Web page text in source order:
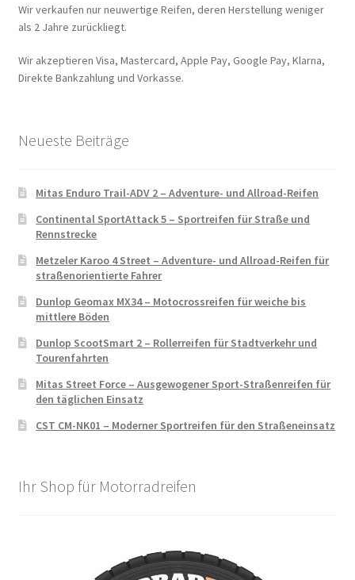
Wir verkaufen nur neuwertige Reifen, deren Herstellung weniger
als 2 Jahre zurückliegt.
Wir akzeptieren Visa, Mastercard, Apple Pay, Google Pay, Klarna,
Direkte Bankzahlung und Vorkasse.
Neueste Beiträge
Mitas Enduro Trail-ADV 2 – Adventure- und Allroad-Reifen
Continental SportAttack 5 – Sportreifen für Straße und
Rennstrecke
Metzeler Karoo 4 Street – Adventure- und Allroad-Reifen für
straßenorientierte Fahrer
Dunlop Geomax MX34 – Motocrossreifen für weiche bis
mittlere Böden
Dunlop ScootSmart 2 – Rollerreifen für Stadtverkehr und
Tourenfahrten
Mitas Street Force – Ausgewogener Sport-Straßenreifen für
den täglichen Einsatz
CST CM-NK01 – Moderner Sportreifen für den Straßeneinsatz
Ihr Shop für Motorradreifen